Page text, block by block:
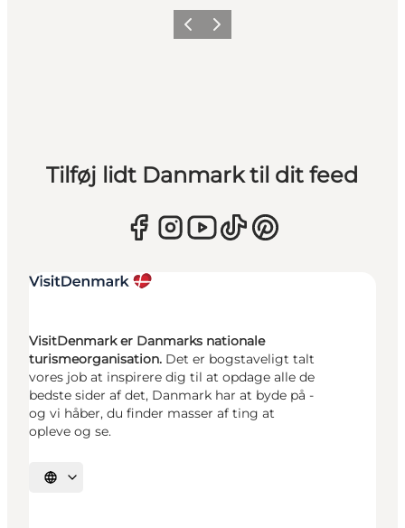
ForrigeNæste
Tilføj lidt Danmark til dit feed
VisitDenmark er Danmarks nationale
turismeorganisation. Det er bogstaveligt talt
vores job at inspirere dig til at opdage alle de
bedste sider af det, Danmark har at byde på -
og vi håber, du finder masser af ting at
opleve og se.
Vælg sprog